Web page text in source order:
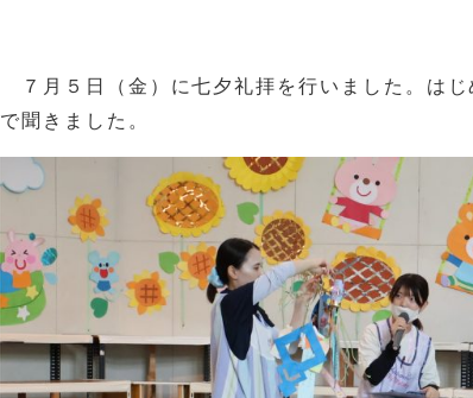
７月５日（金）に七夕礼拝を行いました。は
で聞きました。